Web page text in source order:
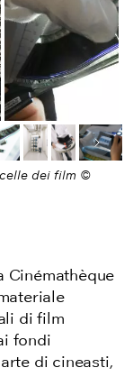
celle dei film ©
Cinémathèque
di film
fondi
di cineasti,